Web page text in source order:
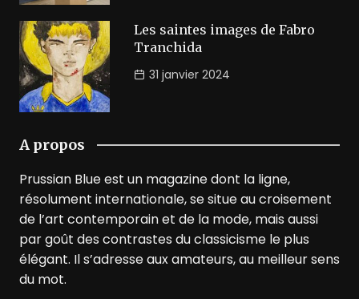
Les saintes images de Fabro
Tranchida
31 janvier 2024
A propos
Prussian Blue est un magazine dont la ligne,
résolument internationale, se situe au croisement
de l’art contemporain et de la mode, mais aussi
par goût des contrastes du classicisme le plus
élégant. Il s’adresse aux amateurs, au meilleur sens
du mot.